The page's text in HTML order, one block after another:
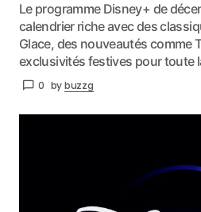
Le programme Disney+ de
calendrier riche avec des
Glace, des nouveautés comme
exclusivités festives pour toute
0 bybuzzg